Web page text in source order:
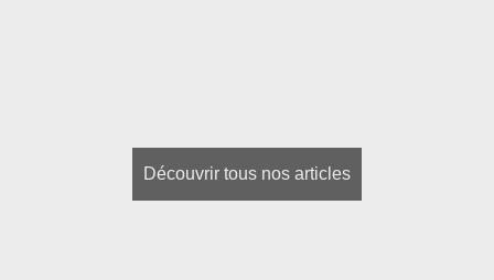
Découvrir tous nos articles